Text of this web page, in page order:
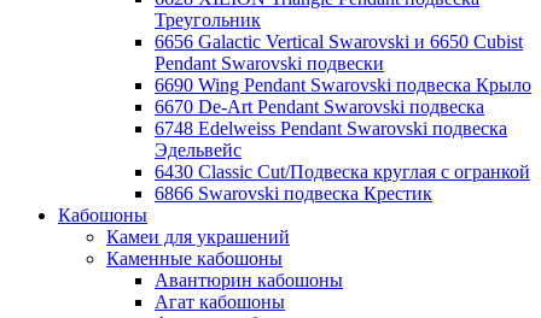
Треугольник
6656 Galactic Vertical Swarovski и 6650 Cubist
Pendant Swarovski подвески
6690 Wing Pendant Swarovski подвеска Крыло
6670 De-Art Pendant Swarovski подвеска
6748 Edelweiss Pendant Swarovski подвеска
Эдельвейс
6430 Classic Cut/Подвеска круглая с огранкой
6866 Swarovski подвеска Крестик
Кабошоны
Камеи для украшений
Каменные кабошоны
Авантюрин кабошоны
Агат кабошоны